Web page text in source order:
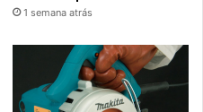
1 semana atrás